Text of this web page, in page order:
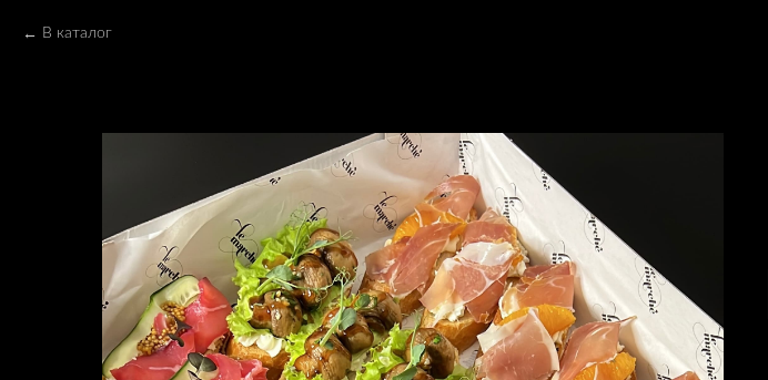
В каталог